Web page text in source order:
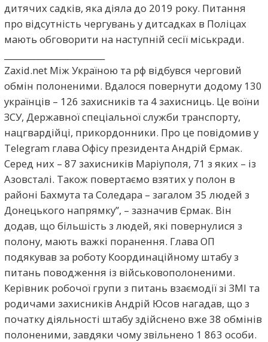
дитячих садків, яка діяла до 2019 року. Питання
про відсутність чергувань у дитсадках в Поліцах
мають обговорити на наступній сесії міськради.
Zaxid.net Між Україною та рф відбувся черговий
обмін полоненими. Вдалося повернути додому 130
українців – 126 захисників та 4 захисниць. Це воїни
ЗСУ, Державної спеціальної служби транспорту,
нацгвардійці, прикордонники. Про це повідомив у
Telegram глава Офісу президента Андрій Єрмак.
Серед них – 87 захисників Маріуполя, 71 з яких – із
Азовсталі. Також повертаємо взятих у полон в
районі Бахмута та Соледара – загалом 35 людей з
Донецького напрямку”, – зазначив Єрмак. Він
додав, що більшість з людей, які повернулися з
полону, мають важкі поранення. Глава ОП
подякував за роботу Координаційному штабу з
питань поводження із військовополоненими.
Керівник робочої групи з питань взаємодії зі ЗМІ та
родичами захисників Андрій Юсов нагадав, що з
початку діяльності штабу здійснено вже 38 обмінів
полоненими, завдяки чому звільнено 1 863 особи.